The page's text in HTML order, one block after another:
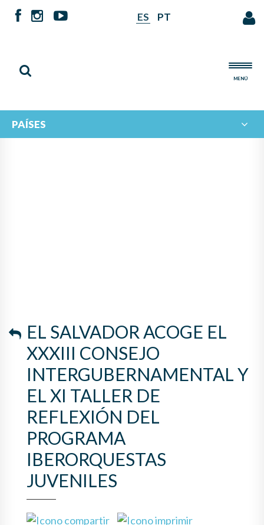
ES PT
MENÚ
PAÍSES
EL SALVADOR ACOGE EL
XXXIII CONSEJO
INTERGUBERNAMENTAL Y
EL XI TALLER DE
REFLEXIÓN DEL
PROGRAMA
IBERORQUESTAS
JUVENILES